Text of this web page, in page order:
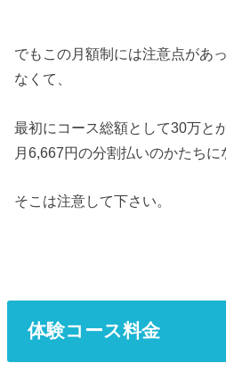
でもこの月額制には注意点があ
なくて、
最初にコース総額として30万と
月6,667円の分割払いのかたちに
そこは注意して下さい。
体験コース料金